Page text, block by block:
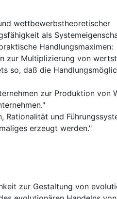
wettbewerbstheoretischer
als
Handlungsmaximen:
zur Multiplizierung von
so, daß die
zur Produktion von
und
erzeugt werden."
zur Gestaltung von